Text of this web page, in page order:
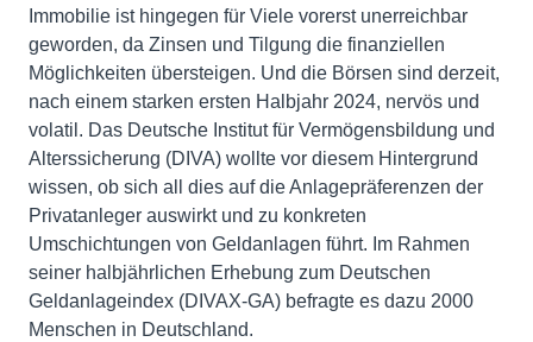
Immobilie ist hingegen für Viele vorerst unerreichbar
geworden, da Zinsen und Tilgung die finanziellen
Möglichkeiten übersteigen. Und die Börsen sind derzeit,
nach einem starken ersten Halbjahr 2024, nervös und
volatil. Das Deutsche Institut für Vermögensbildung und
Alterssicherung (DIVA) wollte vor diesem Hintergrund
wissen, ob sich all dies auf die Anlagepräferenzen der
Privatanleger auswirkt und zu konkreten
Umschichtungen von Geldanlagen führt. Im Rahmen
seiner halbjährlichen Erhebung zum Deutschen
Geldanlageindex (DIVAX-GA) befragte es dazu 2000
Menschen in Deutschland.